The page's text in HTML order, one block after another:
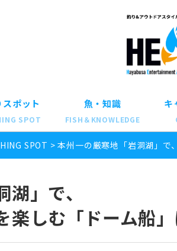
ポット
SPOT
魚・知識
FISH＆KNOWLEDGE
キ
SPOT >本州一の厳寒地「岩洞湖」で
」で、
楽しむ「ドーム船